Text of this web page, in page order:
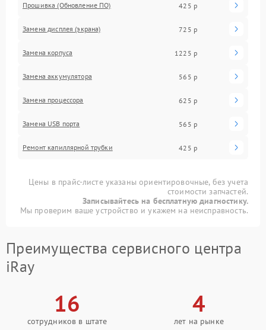
Прошивка (Обновление ПО) 425 р
Замена дисплея (экрана) 725 р
Замена корпуса 1225 р
Замена аккумулятора 565 р
Замена процессора 625 р
Замена USB порта 565 р
Ремонт капиллярной трубки 425 р
Цены в прайс-листе указаны ориентировочные, без учета
стоимости запчастей.
Записывайтесь на бесплатную диагностику.
Мы проверим ваше устройство и укажем на неисправность.
Преимущества сервисного центра
iRay
16
сотрудников в штате
4
лет на рынке